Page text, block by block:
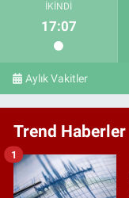
İKINDI
17:07
Aylık Vakitler
Trend Haberler
1